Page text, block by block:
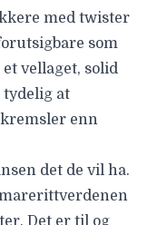
med twister
som
vellaget, solid
at
enn
det de vil ha.
Det er til og